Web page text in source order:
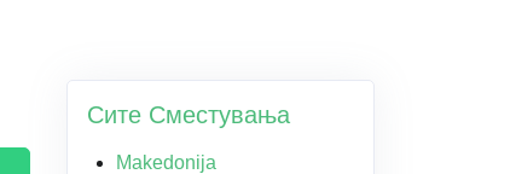
Сите Сместувања
Makedonija